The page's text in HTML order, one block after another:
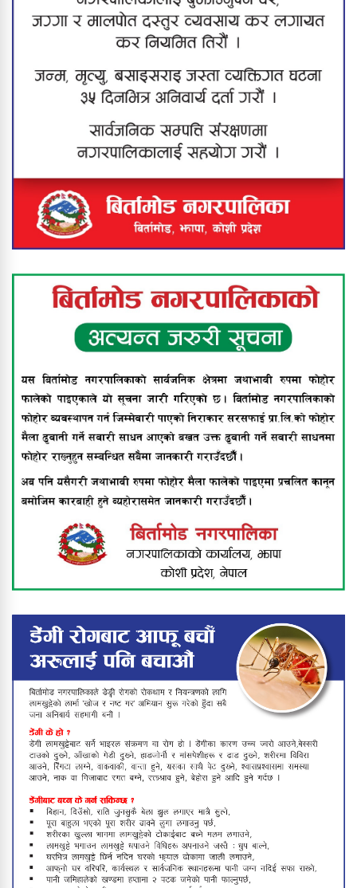
झापामा ठूलो स्वीप अपरेसन : ६८ जना
नियन्त्रणमा, करिब २० ग्राम खैरो हेरोइन
बरामद
बंगलादेशी नागरिक पक्राउ
यस वर्षको ‘श्रीप्रसाद ओली स्मृति
राष्ट्रिय÷अन्तर्राष्ट्रिय प्रज्ञान पुरस्कार’ प्रा. डा.
सुरेशराज शर्मा र राष्ट्रिय आविष्कार केन्द्रलाई
श्रीमानले खुकुरी प्रहार गर्दा श्रीमती गम्भीर
घाइते
नेपालमै पहिलोपटक बिर्तामोडमा दुवै घुँडाको
सफल शल्यक्रिया, स्पाइनल एक्स
हस्पिटलको दुर्लभ उपलब्धि
बिर्तामोड नगरपालिकाद्वारा अपाङ्गता भएका
व्यक्तिहरूलाई सहायक सामग्री वितरण
झापामा भीषण हावाहुरीको कहर : घर उडाए,
उद्योग तहसनहस, बिजुली पोल ढले,
फिल्मको हिरोझैँ देखिने पालिका अध्यक्ष
बाबुराम खड्काको फुटबल मोह
बिर्तामोडमा राष्ट्रिय पोषण लेखाजोखा
कार्यक्रम भोलिसम्म सञ्चालन हुने